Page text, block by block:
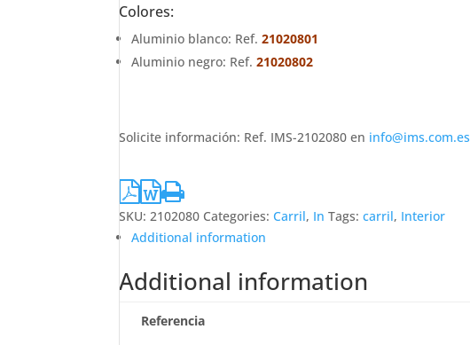
Colores:
Aluminio blanco: Ref.21020801
Aluminio negro: Ref.21020802
Solicite información: Ref. IMS-2102080 en info@ims.com.es
SKU:2102080 Categories:Carril, In Tags:carril, Interior
Additional information
Additional information
Referencia